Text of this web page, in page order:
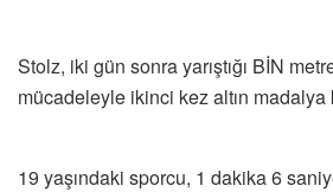
Stolz, iki gün sonra yarıştığı BİN
mücadeleyle ikinci kez altın madalya
19 yaşındaki sporcu, 1 dakika 6